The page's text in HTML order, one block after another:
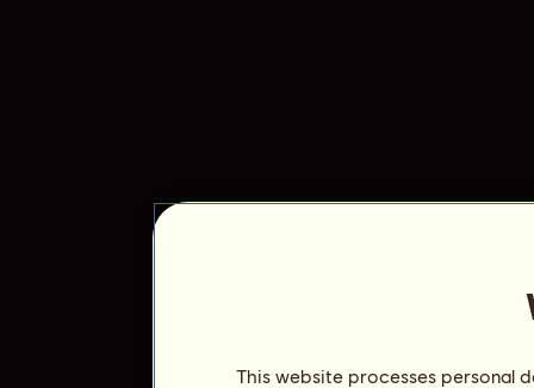
This website processes personal